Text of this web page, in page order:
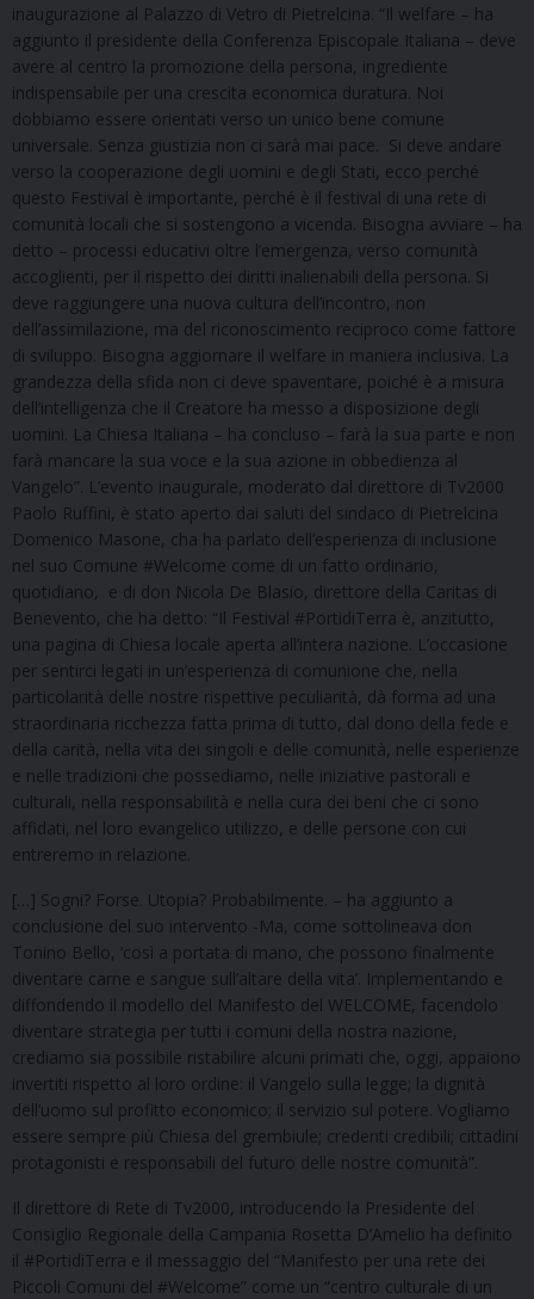
inaugurazione al Palazzo di Vetro di Pietrelcina. “Il welfare – ha
aggiunto il presidente della Conferenza Episcopale Italiana – deve
avere al centro la promozione della persona, ingrediente
indispensabile per una crescita economica duratura. Noi
dobbiamo essere orientati verso un unico bene comune
universale. Senza giustizia non ci sarà mai pace. Si deve andare
verso la cooperazione degli uomini e degli Stati, ecco perché
questo Festival è importante, perché è il festival di una rete di
comunità locali che si sostengono a vicenda. Bisogna avviare – ha
detto – processi educativi oltre l’emergenza, verso comunità
accoglienti, per il rispetto dei diritti inalienabili della persona. Si
deve raggiungere una nuova cultura dell’incontro, non
dell’assimilazione, ma del riconoscimento reciproco come fattore
di sviluppo. Bisogna aggiornare il welfare in maniera inclusiva. La
grandezza della sfida non ci deve spaventare, poiché è a misura
dell’intelligenza che il Creatore ha messo a disposizione degli
uomini. La Chiesa Italiana – ha concluso – farà la sua parte e non
farà mancare la sua voce e la sua azione in obbedienza al
Vangelo”. L’evento inaugurale, moderato dal direttore di Tv2000
Paolo Ruffini, è stato aperto dai saluti del sindaco di Pietrelcina
Domenico Masone, cha ha parlato dell’esperienza di inclusione
nel suo Comune #Welcome come di un fatto ordinario,
quotidiano, e di don Nicola De Blasio, direttore della Caritas di
Benevento, che ha detto: “Il Festival #PortidiTerra è, anzitutto,
una pagina di Chiesa locale aperta all’intera nazione. L’occasione
per sentirci legati in un’esperienza di comunione che, nella
particolarità delle nostre rispettive peculiarità, dà forma ad una
straordinaria ricchezza fatta prima di tutto, dal dono della fede e
della carità, nella vita dei singoli e delle comunità, nelle esperienze
e nelle tradizioni che possediamo, nelle iniziative pastorali e
culturali, nella responsabilità e nella cura dei beni che ci sono
affidati, nel loro evangelico utilizzo, e delle persone con cui
entreremo in relazione.
[…] Sogni? Forse. Utopia? Probabilmente. – ha aggiunto a
conclusione del suo intervento -Ma, come sottolineava don
Tonino Bello, ‘così a portata di mano, che possono finalmente
diventare carne e sangue sull’altare della vita’. Implementando e
diffondendo il modello del Manifesto del WELCOME, facendolo
diventare strategia per tutti i comuni della nostra nazione,
crediamo sia possibile ristabilire alcuni primati che, oggi, appaiono
invertiti rispetto al loro ordine: il Vangelo sulla legge; la dignità
dell’uomo sul profitto economico; il servizio sul potere. Vogliamo
essere sempre più Chiesa del grembiule; credenti credibili; cittadini
protagonisti e responsabili del futuro delle nostre comunità”.
Il direttore di Rete di Tv2000, introducendo la Presidente del
Consiglio Regionale della Campania Rosetta D’Amelio ha definito
il #PortidiTerra e il messaggio del “Manifesto per una rete dei
Piccoli Comuni del #Welcome” come un “centro culturale di un